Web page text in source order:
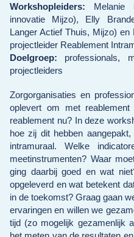
Workshopleiders: Melanie
innovatie Mijzo), Elly
Langer Actief Thuis, Mijzo) en
projectleider Reablement
Doelgroep: professionals,
projectleiders
Zorgorganisaties en
oplevert om met
reablement nu? In deze
hoe zij dit hebben
intramuraal. Welke
meetinstrumenten? Waar
ging daarbij goed en wat
opgeleverd en wat betekent
in de toekomst? Graag gaan
ervaringen en willen we
tijd (zo mogelijk gezamenlijk